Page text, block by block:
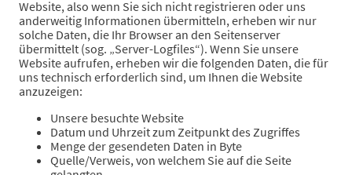
Website, also wenn Sie sich nicht registrieren oder uns
anderweitig Informationen übermitteln, erheben wir nur
solche Daten, die Ihr Browser an den Seitenserver
übermittelt (sog. „Server-Logfiles“). Wenn Sie unsere
Website aufrufen, erheben wir die folgenden Daten, die für
uns technisch erforderlich sind, um Ihnen die Website
anzuzeigen:
Unsere besuchte Website
Datum und Uhrzeit zum Zeitpunkt des Zugriffes
Menge der gesendeten Daten in Byte
Quelle/Verweis, von welchem Sie auf die Seite